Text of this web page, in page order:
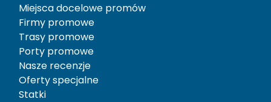
Miejsca docelowe promów
Firmy promowe
Trasy promowe
Porty promowe
Nasze recenzje
Oferty specjalne
Statki